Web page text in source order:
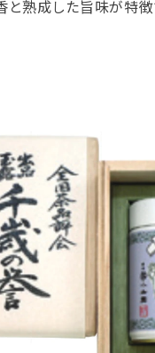
熟成した旨味が特徴